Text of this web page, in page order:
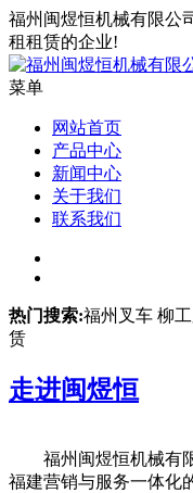
福州闽煜恒机械有限公
租租赁的企业!
菜单
网站首页
产品中心
新闻中心
关于我们
联系我们
热门搜索:福州叉车 柳
赁
走进闽煜恒
福州闽煜恒机械有
福建营销与服务一体化